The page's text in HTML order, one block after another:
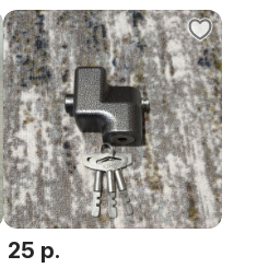
область
25 р.